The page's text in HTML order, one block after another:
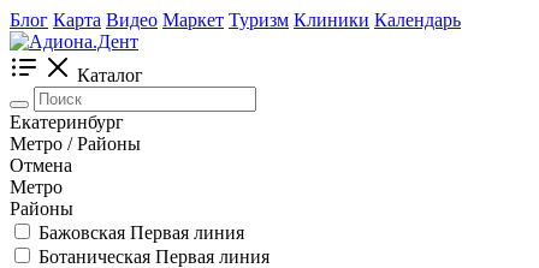
Блог Карта Видео Маркет Туризм Клиники Календарь
Каталог
Екатеринбург
Метро / Районы
Отмена
Метро
Районы
Бажовская Первая линия
Ботаническая Первая линия